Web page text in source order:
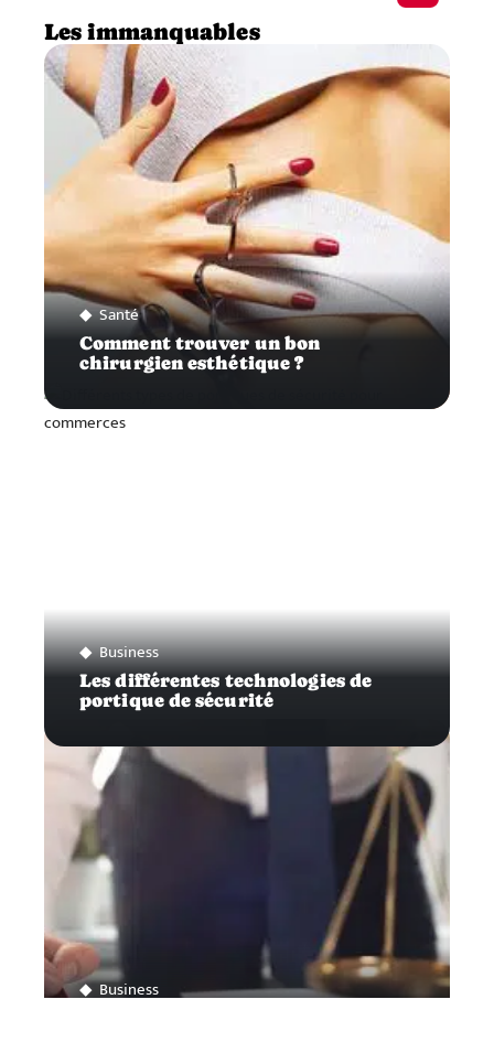
Les immanquables
Santé
Comment trouver un bon
chirurgien esthétique ?
Business
Les différentes technologies de
portique de sécurité
Business